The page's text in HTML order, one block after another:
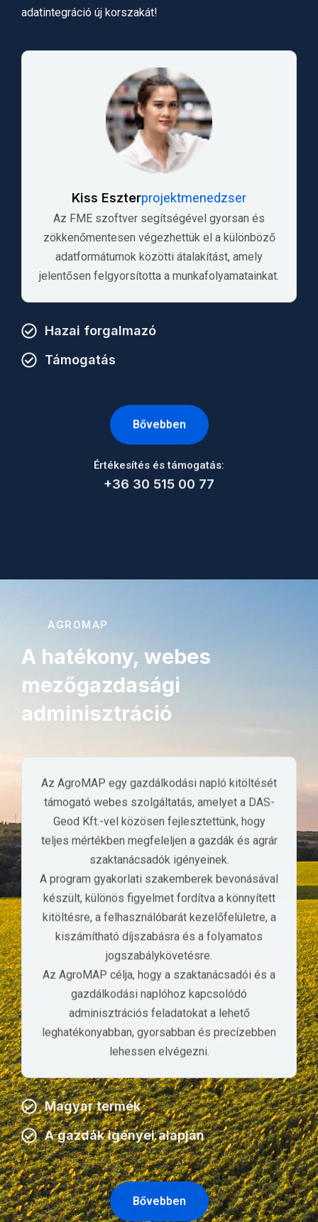
adatintegráció új korszakát!
Kiss Eszterprojektmenedzser
Az FME szoftver segítségével gyorsan és
zökkenőmentesen végezhettük el a különböző
adatformátumok közötti átalakítást, amely
jelentősen felgyorsította a munkafolyamatainkat.
Hazai forgalmazó
Támogatás
Bővebben
Értékesítés és támogatás:
+36 30 515 00 77
AGROMAP
A hatékony, webes
mezőgazdasági
adminisztráció
Az AgroMAP egy gazdálkodási napló kitöltését
támogató webes szolgáltatás, amelyet a DAS-
Geod Kft.-vel közösen fejlesztettünk, hogy
teljes mértékben megfeleljen a gazdák és agrár
szaktanácsadók igényeinek.
A program gyakorlati szakemberek bevonásával
készült, különös figyelmet fordítva a könnyített
kitöltésre, a felhasználóbarát kezelőfelületre, a
kiszámítható díjszabásra és a folyamatos
jogszabálykövetésre.
Az AgroMAP célja, hogy a szaktanácsadói és a
gazdálkodási naplóhoz kapcsolódó
adminisztrációs feladatokat a lehető
leghatékonyabban, gyorsabban és precízebben
lehessen elvégezni.
Magyar termék
A gazdák igényei alapján
Bővebben